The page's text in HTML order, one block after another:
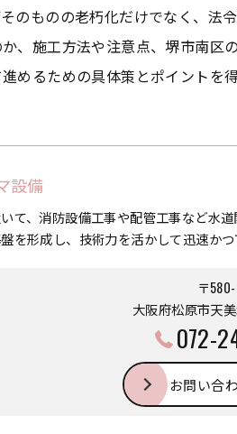
のものの老朽化だけでなく、
、施工方法や注意点、堺市南
めるための具体策とポイントを
設備
て、消防設備工事や配管工事など水
を形成し、技術力を活かして迅速かつ
〒
大阪府松原市天
072-
お問い合